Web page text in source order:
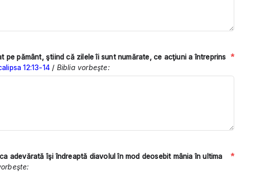
pe pământ, ştiind că zilele îi sunt numărate, ce acţiuni a întreprins
12:13-14 / Biblia vorbeşte:
*
adevărată îşi îndreaptă diavolul în mod deosebit mânia în ultima
*